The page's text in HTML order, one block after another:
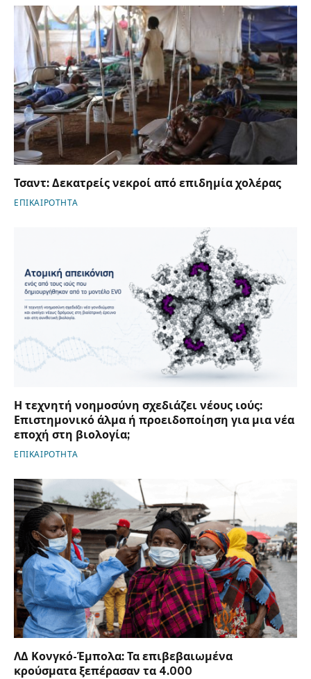
Τσαντ: Δεκατρείς νεκροί από επιδημία χολέρας
ΕΠΙΚΑΙΡΟΤΗΤΑ
Η τεχνητή νοημοσύνη σχεδιάζει νέους ιούς:
Επιστημονικό άλμα ή προειδοποίηση για μια νέα
εποχή στη βιολογία;
ΕΠΙΚΑΙΡΟΤΗΤΑ
ΛΔ Κονγκό-Έμπολα: Τα επιβεβαιωμένα
κρούσματα ξεπέρασαν τα 4.000